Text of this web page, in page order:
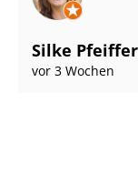
Silke Pfeiffer
vor 3 Wochen